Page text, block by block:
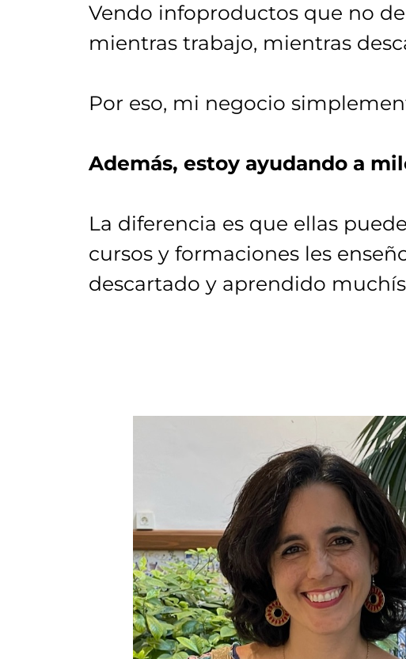
Vendo infoproductos que no
mientras trabajo, mientras
Por eso, mi negocio
Además, estoy ayudando a
La diferencia es que ellas
cursos y formaciones les
descartado y aprendido